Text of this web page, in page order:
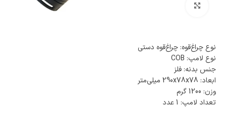
نوع چراغ‌قوه: چراغ‌قوه دستی
نوع لامپ: COB
جنس بدنه: فلز
ابعاد: 290x78x78 میلی‌متر
وزن: 1200 گرم
تعداد لامپ: 1 عدد